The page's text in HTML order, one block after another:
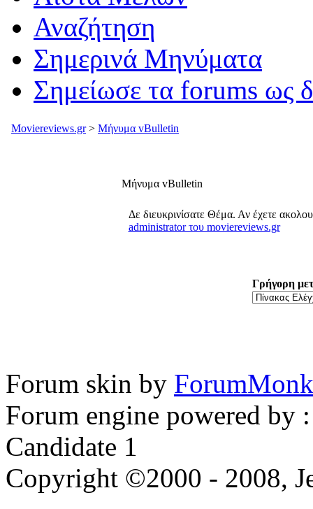
Αναζήτηση
Σημερινά Μηνύματα
Σημείωσε τα forums ως
Moviereviews.gr> Μήνυμα vBulletin
Μήνυμα vBulletin
Δε διευκρινίσατε Θέμα. Αν έχετε
administrator του moviereviews.gr
Γρήγορη
Forum skin by
Forum engine powered by
Candidate 1
Copyright ©2000 - 2008,